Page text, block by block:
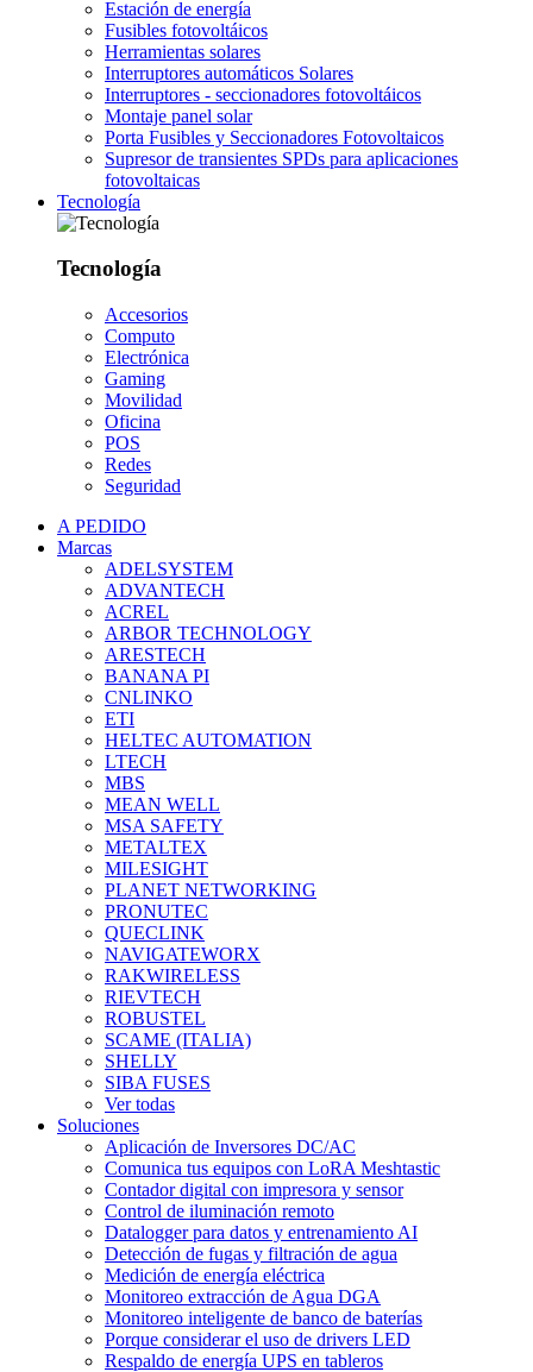
Estación de energía
Fusibles fotovoltáicos
Herramientas solares
Interruptores automáticos Solares
Interruptores - seccionadores fotovoltáicos
Montaje panel solar
Porta Fusibles y Seccionadores Fotovoltaicos
Supresor de transientes SPDs para aplicaciones
fotovoltaicas
Tecnología
Tecnología
Accesorios
Computo
Electrónica
Gaming
Movilidad
Oficina
POS
Redes
Seguridad
A PEDIDO
Marcas
ADELSYSTEM
ADVANTECH
ACREL
ARBOR TECHNOLOGY
ARESTECH
BANANA PI
CNLINKO
ETI
HELTEC AUTOMATION
LTECH
MBS
MEAN WELL
MSA SAFETY
METALTEX
MILESIGHT
PLANET NETWORKING
PRONUTEC
QUECLINK
NAVIGATEWORX
RAKWIRELESS
RIEVTECH
ROBUSTEL
SCAME (ITALIA)
SHELLY
SIBA FUSES
Ver todas
Soluciones
Aplicación de Inversores DC/AC
Comunica tus equipos con LoRA Meshtastic
Contador digital con impresora y sensor
Control de iluminación remoto
Datalogger para datos y entrenamiento AI
Detección de fugas y filtración de agua
Medición de energía eléctrica
Monitoreo extracción de Agua DGA
Monitoreo inteligente de banco de baterías
Porque considerar el uso de drivers LED
Respaldo de energía UPS en tableros